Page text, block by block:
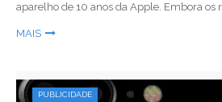
aparelho de 10 anos da Apple. Embora os
MAIS
PUBLICIDADE